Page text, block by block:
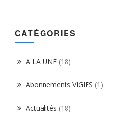
CATÉGORIES
A LA UNE (18)
Abonnements VIGIES (1)
Actualités (18)